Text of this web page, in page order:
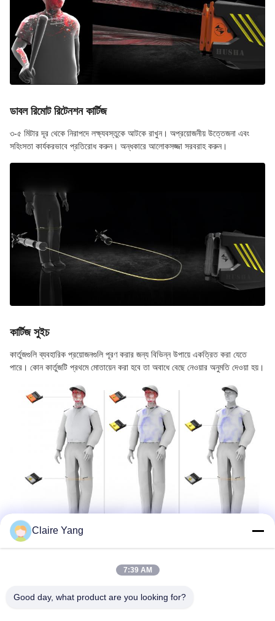
ডাবল রিমোট রিটেনশন কার্টিজ
৩-৫ মিটার দূর থেকে নিরাপদে লক্ষ্যবস্তুকে আটকে রাখুন। অপ্রয়োজনীয় উত্তেজনা এবং
সহিংসতা কার্যকরভাবে প্রতিরোধ করুন। অন্ধকারে আলোকসজ্জা সরবরাহ করুন।
কার্টিজ সুইচ
কার্তুজগুলি ব্যবহারিক প্রয়োজনগুলি পূরণ করার জন্য বিভিন্ন উপায়ে একত্রিত করা যেতে
পারে। কোন কার্তুজটি প্রথমে মোতায়েন করা হবে তা অবাধে বেছে নেওয়ার অনুমতি দেওয়া হয়।
আইপি৫৭ পর্যন্ত জলরোধী রেটিং দিয়ে, টিএক্স২০০পি আর্দ্র পরিবেশে নিরাপদ এবং কার্যকর
প্রস্তুত থাকবে।
Claire Yang
7:39 AM
Good day, what product are you looking for?